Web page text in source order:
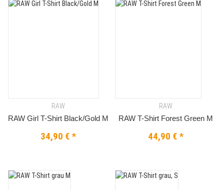
RAW
RAW Girl T-Shirt Black/Gold M
34,90 €*
RAW
RAW T-Shirt Forest Green M
44,90 €*